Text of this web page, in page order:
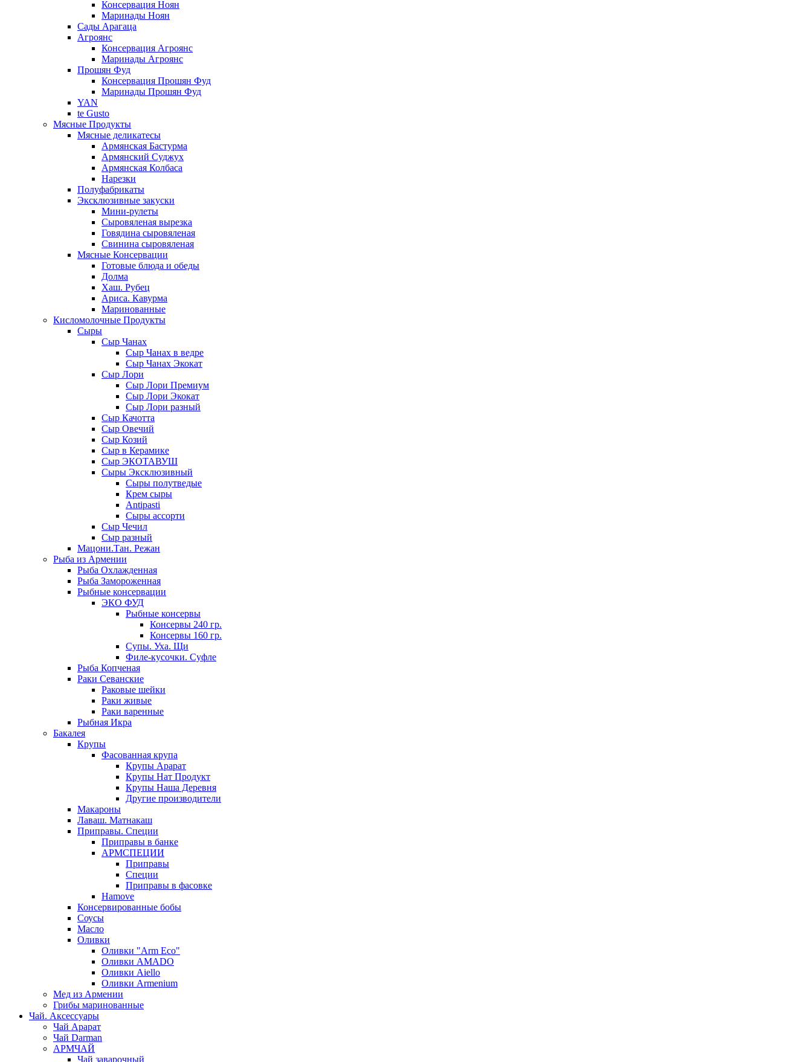
Консервация Ноян
Маринады Ноян
Сады Арагаца
Агроянс
Консервация Агроянс
Маринады Агроянс
Прошян Фуд
Консервация Прошян Фуд
Маринады Прошян Фуд
YAN
te Gusto
Мясные Продукты
Мясные деликатесы
Армянская Бастурма
Армянский Суджух
Армянская Колбаса
Нарезки
Полуфабрикаты
Эксклюзивные закуски
Мини-рулеты
Сыровяленая вырезка
Говядина сыровяленая
Свинина сыровяленая
Мясные Консервации
Готовые блюда и обеды
Долма
Хаш. Рубец
Ариса. Кавурма
Маринованные
Кисломолочные Продукты
Сыры
Сыр Чанах
Сыр Чанах в ведре
Сыр Чанах Экокат
Сыр Лори
Сыр Лори Премиум
Сыр Лори Экокат
Сыр Лори разный
Сыр Качотта
Сыр Овечий
Сыр Козий
Сыр в Керамике
Сыр ЭКОТАВУШ
Сыры Эксклюзивный
Сыры полутведые
Крем сыры
Antipasti
Сыры ассорти
Сыр Чечил
Сыр разный
Мацони.Тан. Режан
Рыба из Армении
Рыба Охлажденная
Рыба Замороженная
Рыбные консервации
ЭКО ФУД
Рыбные консервы
Консервы 240 гр.
Консервы 160 гр.
Супы. Уха. Щи
Филе-кусочки. Суфле
Рыба Копченая
Раки Севанские
Раковые шейки
Раки живые
Раки варенные
Рыбная Икра
Бакалея
Крупы
Фасованная крупа
Крупы Арарат
Крупы Нат Продукт
Крупы Наша Деревня
Другие производители
Макароны
Лаваш. Матнакаш
Приправы. Специи
Приправы в банке
АРМСПЕЦИИ
Приправы
Специи
Приправы в фасовке
Hamove
Консервированные бобы
Соусы
Масло
Оливки
Оливки "Arm Eco"
Оливки AMADO
Оливки Aiello
Оливки Armenium
Мед из Армении
Грибы маринованные
Чай. Аксессуары
Чай Арарат
Чай Darman
АРМЧАЙ
Чай заварочный